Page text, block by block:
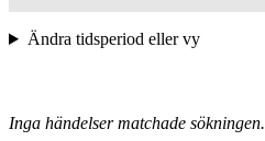
Ändra tidsperiod eller vy
Inga händelser matchade sökningen.